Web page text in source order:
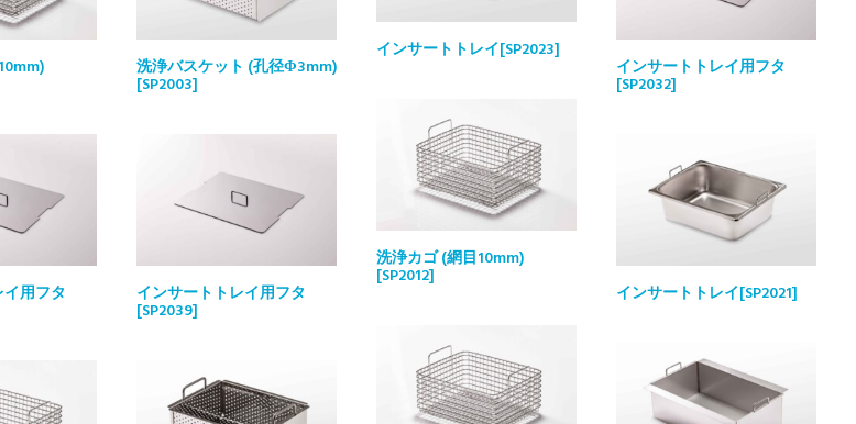
インサートトレイ[SP2023]
洗浄バスケット (孔径Φ3mm)
[SP2003]
インサートトレイ用フタ
[SP2032]
洗浄カゴ (網目10mm)
[SP2012]
用フタ インサートトレイ用フタ
[SP2039]
インサートトレイ[SP2021]